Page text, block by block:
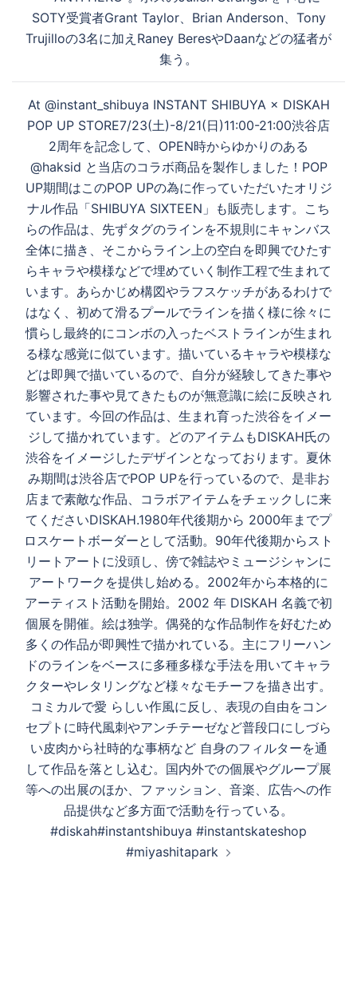
す
る
ー
ョ
ン
SOTY受賞者Grant Taylor、Brian Anderson、Tony
Trujilloの3名に加えRaney BeresやDaanなどの猛者が
集う。
At @instant_shibuya INSTANT SHIBUYA × DISKAH
POP UP STORE7/23(土)-8/21(日)11:00-21:00渋谷店
2周年を記念して、OPEN時からゆかりのある
@haksid と当店のコラボ商品を製作しました！POP
UP期間はこのPOP UPの為に作っていただいたオリジ
ナル作品「SHIBUYA SIXTEEN」も販売します。こち
らの作品は、先ずタグのラインを不規則にキャンバス
全体に描き、そこからライン上の空白を即興でひたす
らキャラや模様などで埋めていく制作工程で生まれて
います。あらかじめ構図やラフスケッチがあるわけで
はなく、初めて滑るプールでラインを描く様に徐々に
慣らし最終的にコンボの入ったベストラインが生まれ
る様な感覚に似ています。描いているキャラや模様な
どは即興で描いているので、自分が経験してきた事や
影響された事や見てきたものが無意識に絵に反映され
ています。今回の作品は、生まれ育った渋谷をイメー
ジして描かれています。どのアイテムもDISKAH氏の
渋谷をイメージしたデザインとなっております。夏休
み期間は渋谷店でPOP UPを行っているので、是非お
店まで素敵な作品、コラボアイテムをチェックしに来
てくださいDISKAH.1980年代後期から 2000年までプ
ロスケートボーダーとして活動。90年代後期からスト
リートアートに没頭し、傍で雑誌やミュージシャンに
アートワークを提供し始める。2002年から本格的に
アーティスト活動を開始。2002 年 DISKAH 名義で初
個展を開催。絵は独学。偶発的な作品制作を好むため
多くの作品が即興性で描かれている。主にフリーハン
ドのラインをベースに多種多様な手法を用いてキャラ
クターやレタリングなど様々なモチーフを描き出す。
コミカルで愛 らしい作風に反し、表現の自由をコン
セプトに時代風刺やアンチテーゼなど普段口にしづら
い皮肉から社時的な事柄など 自身のフィルターを通
して作品を落とし込む。国内外での個展やグループ展
等への出展のほか、ファッション、音楽、広告への作
品提供など多方面で活動を行っている。
#diskah#instantshibuya #instantskateshop
#miyashitapark